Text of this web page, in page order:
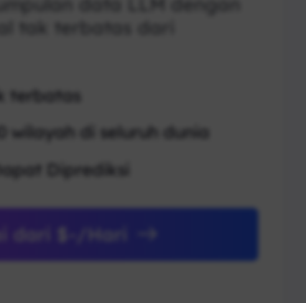
tak terbatas dari
terbatas
wilayah di seluruh dunia
Diprediksi
dari $-/Hari